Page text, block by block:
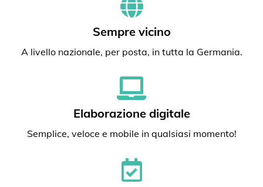
Sempre vicino
A livello nazionale, per posta, in tutta la Germania.
Elaborazione digitale
Semplice, veloce e mobile in qualsiasi momento!